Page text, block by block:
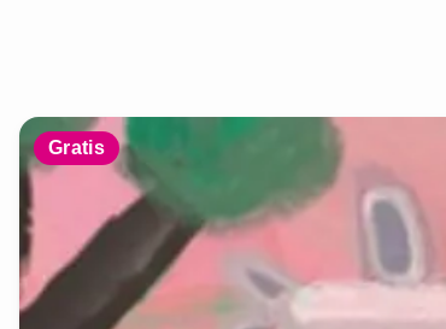
Gratis